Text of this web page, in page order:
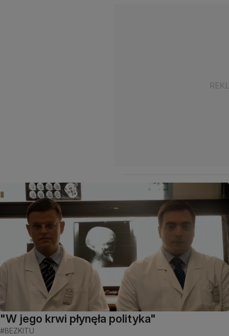
"W jego krwi płynęła polityka"
#BEZKITU